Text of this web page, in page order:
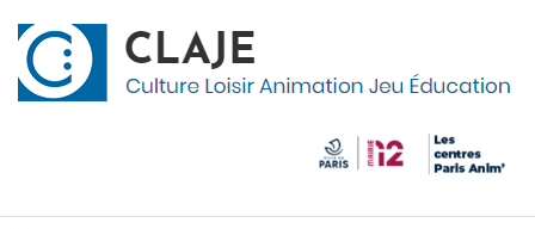
To
Content